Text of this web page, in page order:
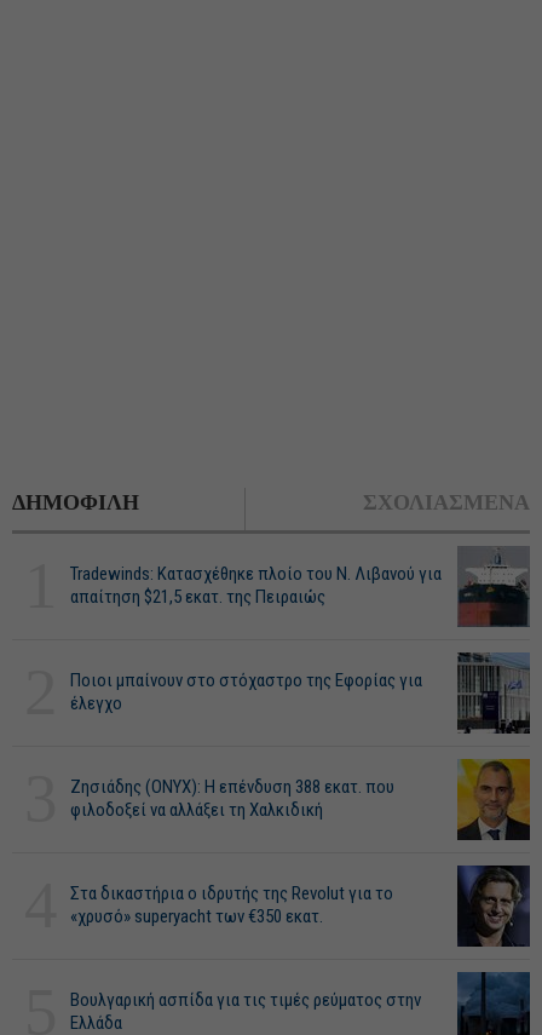
ΔΗΜΟΦΙΛΗ ΣΧΟΛΙΑΣΜΕΝΑ
Tradewinds: Κατασχέθηκε πλοίο του Ν. Λιβανού για
απαίτηση $21,5 εκατ. της Πειραιώς
Ποιοι μπαίνουν στο στόχαστρο της Εφορίας για
έλεγχο
Ζησιάδης (ONYX): Η επένδυση 388 εκατ. που
φιλοδοξεί να αλλάξει τη Χαλκιδική
Στα δικαστήρια ο ιδρυτής της Revolut για το
«χρυσό» superyacht των €350 εκατ.
Βουλγαρική ασπίδα για τις τιμές ρεύματος στην
Ελλάδα